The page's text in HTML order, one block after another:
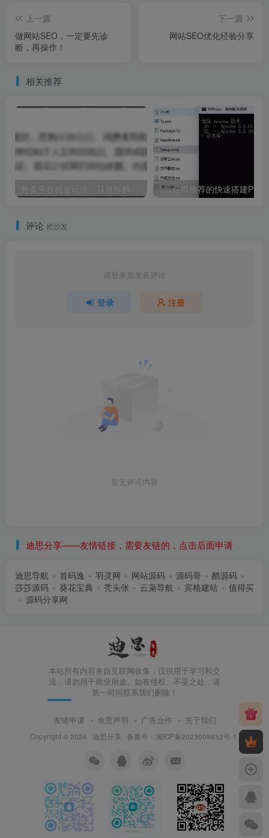
上一篇
做网站SEO，一定要先诊
断，再操作！
下一篇
网站SEO优化经验分享
相关推荐
外卖平台掘金玩法，只做拆解和揭秘
评论 抢沙发
请登录后发表评论
登录 注册
暂无评论内容
迪思分享——友情链接，需要友链的，点击后面申请
迪思导航 首码逸 羽灵网 网站源码 源码哥
酷源码
莎莎源码
葵花宝典 秃头张 云枭导航 宾格建站
值得买
源码分享网
本站所有内容来自互联网收集，仅供用于学习和交
流，请勿用于商业用途。如有侵权、不妥之处，请
第一时间联系我们删除！
友链申请 免责声明 广告合作 关于我们
Copyright © 2024 · 迪思分享 · 备案号： 湘ICP备2023009932号-1 .